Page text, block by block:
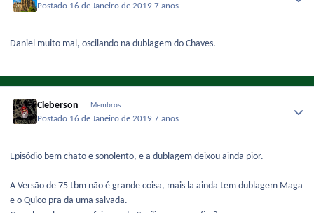
Postado 16 de Janeiro de 20197 anos
Daniel muito mal, oscilando na dublagem do Chaves.
Cleberson Membros
Postado 16 de Janeiro de 20197 anos
Episódio bem chato e sonolento, e a dublagem deixou ainda pior.
A Versão de 75 tbm não é grande coisa, mais la ainda tem dublagem Maga
e o Quico pra da uma salvada.